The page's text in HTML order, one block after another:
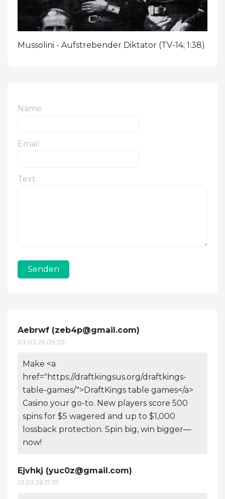
Mussolini - Aufstrebender Diktator (TV-14; 1:38)
Name
Email
Text
Senden
Aebrwf (zeb4p@gmail.com)
03.03.26 09:20
Make <a
href="https://draftkingsus.org/draftkings-
table-games/">DraftKings table games</a>
Casino your go-to. New players score 500
spins for $5 wagered and up to $1,000
lossback protection. Spin big, win bigger—
now!
Ejvhkj (yuc0z@gmail.com)
01.03.26 17:57